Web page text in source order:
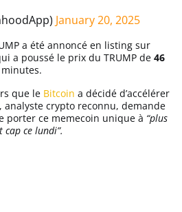
January 20, 2025
a été annoncé en listing sur
a poussé le prix du TRUMP de 46
que le Bitcoin a décidé d’accélérer
analyste crypto reconnu, demande
porter ce memecoin unique à “plus
cap ce lundi”.